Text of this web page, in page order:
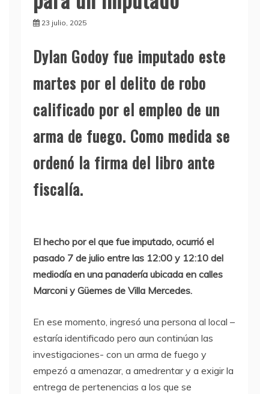
23 julio, 2025
Dylan Godoy fue imputado este
martes por el delito de robo
calificado por el empleo de un
arma de fuego. Como medida se
ordenó la firma del libro ante
fiscalía.
El hecho por el que fue imputado, ocurrió el
pasado 7 de julio entre las 12:00 y 12:10 del
mediodía en una panadería ubicada en calles
Marconi y Güemes de Villa Mercedes.
En ese momento, ingresó una persona al local –
estaría identificado pero aun continúan las
investigaciones- con un arma de fuego y
empezó a amenazar, a amedrentar y a exigir la
entrega de pertenencias a los que se